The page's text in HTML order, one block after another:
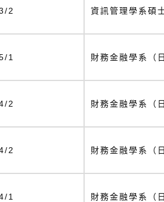
2 資訊管理學系碩
1 財務金融學系（
2 財務金融學系（
2 財務金融學系（
1 財務金融學系（